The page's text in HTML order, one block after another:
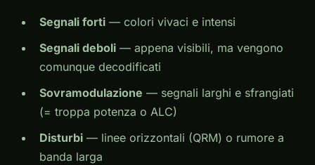
Segnali forti — colori vivaci e intensi
Segnali deboli — appena visibili, ma vengono
comunque decodificati
Sovramodulazione — segnali larghi e sfrangiati
(= troppa potenza o ALC)
Disturbi — linee orizzontali (QRM) o rumore a
banda larga